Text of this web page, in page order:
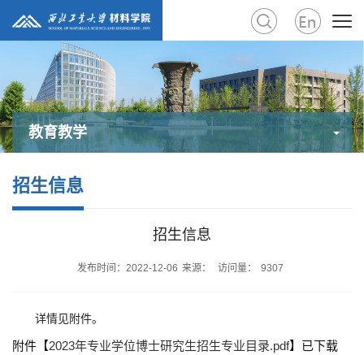
教育教学
招生信息
招生信息
发布时间：2022-12-06 来源： 访问量： 9307
详情见附件。
附件【2023年专业学位博士研究生招生专业目录.pdf】已下载